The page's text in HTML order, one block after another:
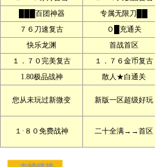
███百团神器
专属无限刀██
７６刀速复古
Ｏ█充通关
快乐龙渊
首战首区
１．７０完美复古
１．７６金币复古
1.80极品战神
散人★白通关
您从未玩过新微变 新版一区超级好玩
１·８０免费战神 二十全满→→首区